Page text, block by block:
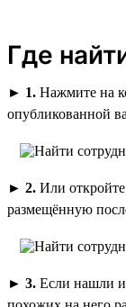
Где
► 1. Нажмите на
опубликованной
► 2. Или
размещённую
► 3. Если нашли